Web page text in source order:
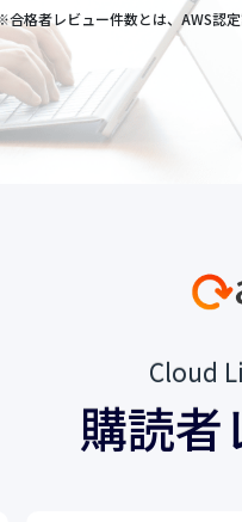
合格者レビュー件数とは、AWS認
Cloud
購読者